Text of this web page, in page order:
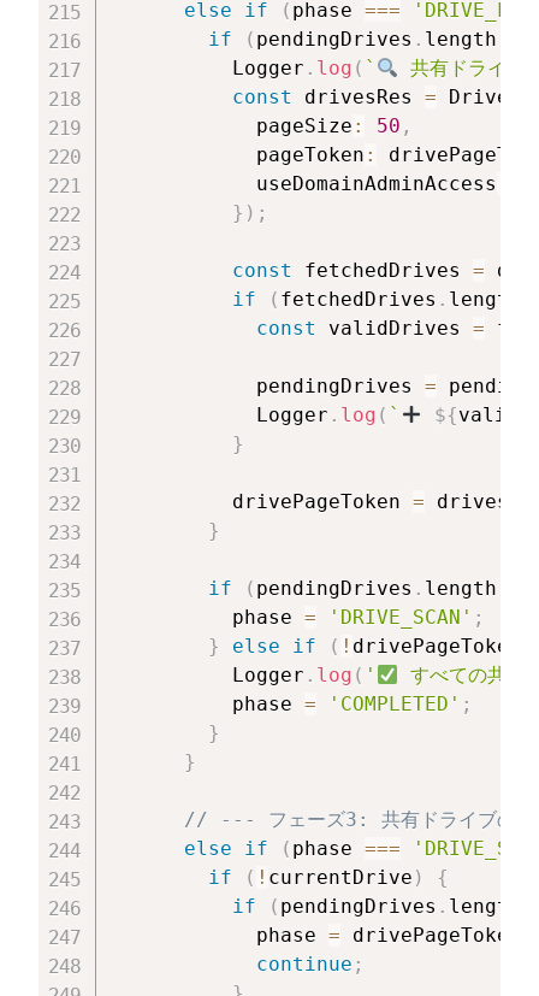
else if ( phase ===
if
( pendingDrives . length
          Logger
. log ( `
共有ドライ
const
drivesRes = Drive
            pageSize
: 50 ,
            pageToken
:
            useDomainAdminAccess
} ) ;
const fetchedDrives =
if
( fetchedDrives . length
const
validDrives =
            pendingDrives
=
            Logger
. log ( ` ${
}
          drivePageToken
=
}
if ( pendingDrives . length
          phase
= 'DRIVE_SCAN' ;
}
else if ( ! drivePageToken
          Logger
. log ( '
すべての共有
          phase
= 'COMPLETED' ;
}
}
// --- フェーズ3: 共有ドライブの
else
if ( phase ===
if
( ! currentDrive )
{
if
( pendingDrives . length
            phase
= drivePageToken
continue ;